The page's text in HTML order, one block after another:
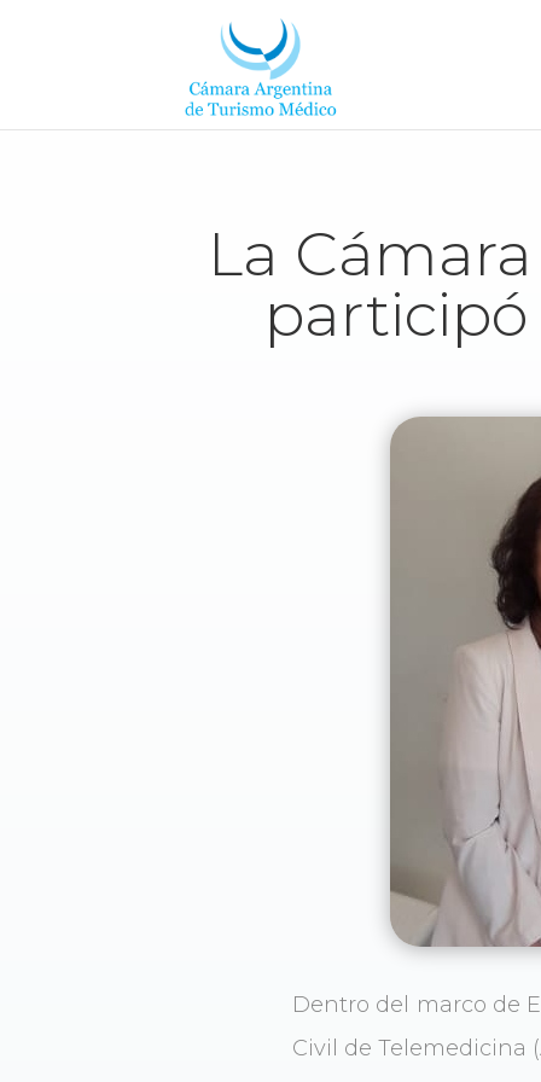
La
participó
Dentro del marco de
Civil de Telemedicina